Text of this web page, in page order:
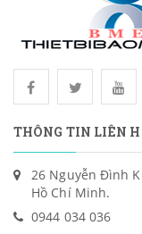
THÔNG TIN LIÊN
26 Nguyễn Đình
Hồ Chí Minh.
0944 034 036